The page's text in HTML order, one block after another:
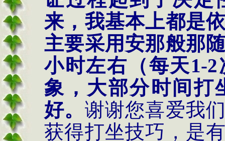
来，我基本上都是
主要采用安那般那
小时左右（每天1-
象，大部分时间打
好。 谢谢您喜爱我
获得打坐技巧，是